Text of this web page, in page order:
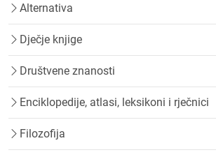
Alternativa
Dječje knjige
Društvene znanosti
Enciklopedije, atlasi, leksikoni i rječnici
Filozofija